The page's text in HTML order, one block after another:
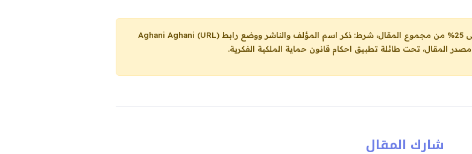
Aghani Aghani (URL)
المقال، تحت طائلة تطبيق احكام قانون حماية الملكية الفكرية.
شارك المقال